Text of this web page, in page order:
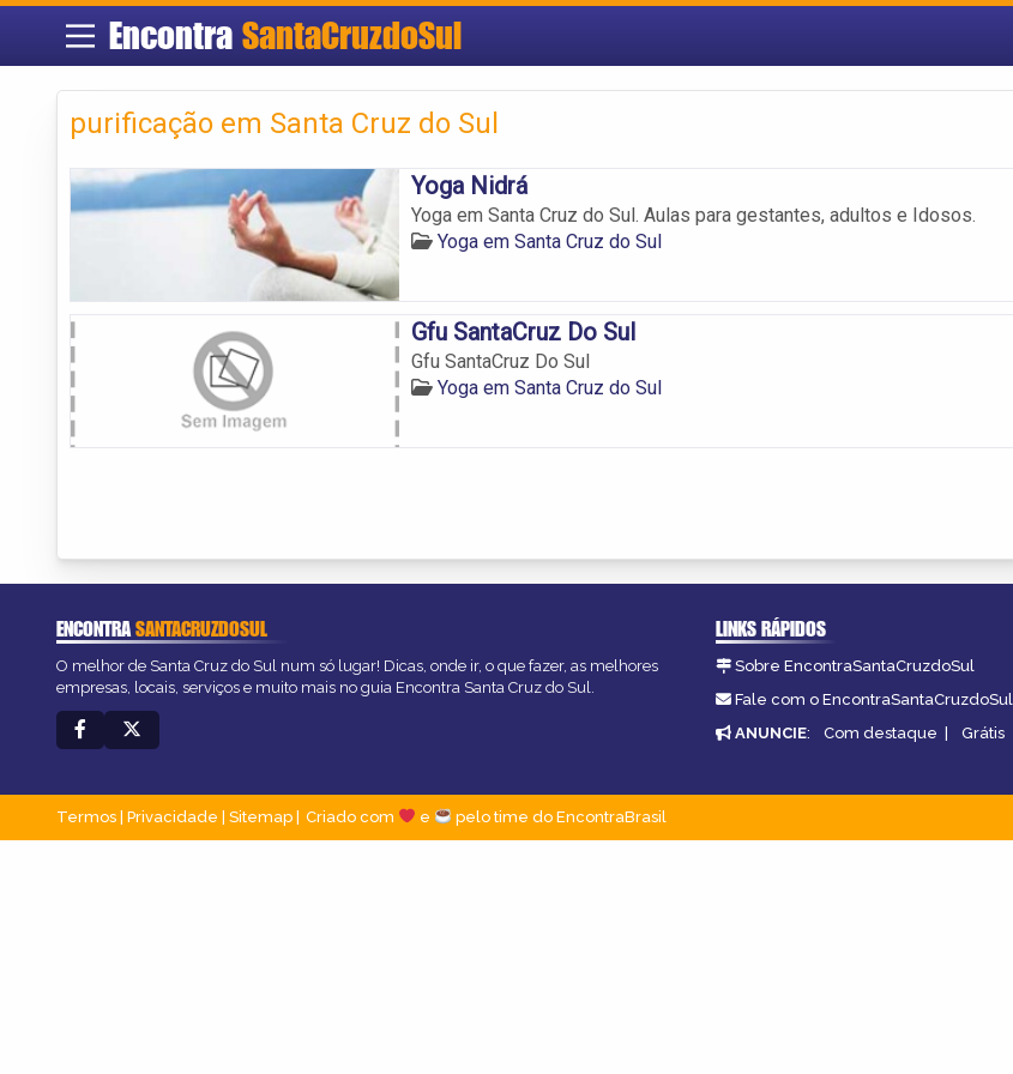
Encontra SantaCruzdoSul
purificação em Santa Cruz do Sul
Yoga Nidrá
Yoga em Santa Cruz do Sul. Aulas para gestantes, adultos e Idosos.
Yoga em Santa Cruz do Sul
Gfu SantaCruz Do Sul
Gfu SantaCruz Do Sul
Yoga em Santa Cruz do Sul
ENCONTRASANTACRUZDOSUL
O melhor de Santa Cruz do Sul num só lugar! Dicas, onde ir, o que fazer, as melhores
empresas, locais, serviços e muito mais no guia Encontra Santa Cruz do Sul.
LINKS RÁPIDOS
Sobre EncontraSantaCruzdoSul
Fale com o EncontraSantaCruzdoSul
ANUNCIE: Com destaque | Grátis
Termos Privacidade Sitemap Criado com e pelo time do EncontraBrasil